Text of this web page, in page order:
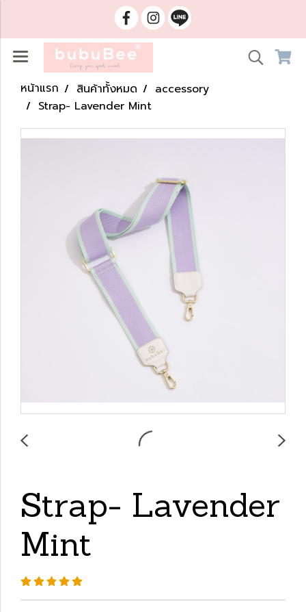
หน้าแรก สินค้าทั้งหมด
accessory
Strap- Lavender Mint
Strap- Lavender
Mint